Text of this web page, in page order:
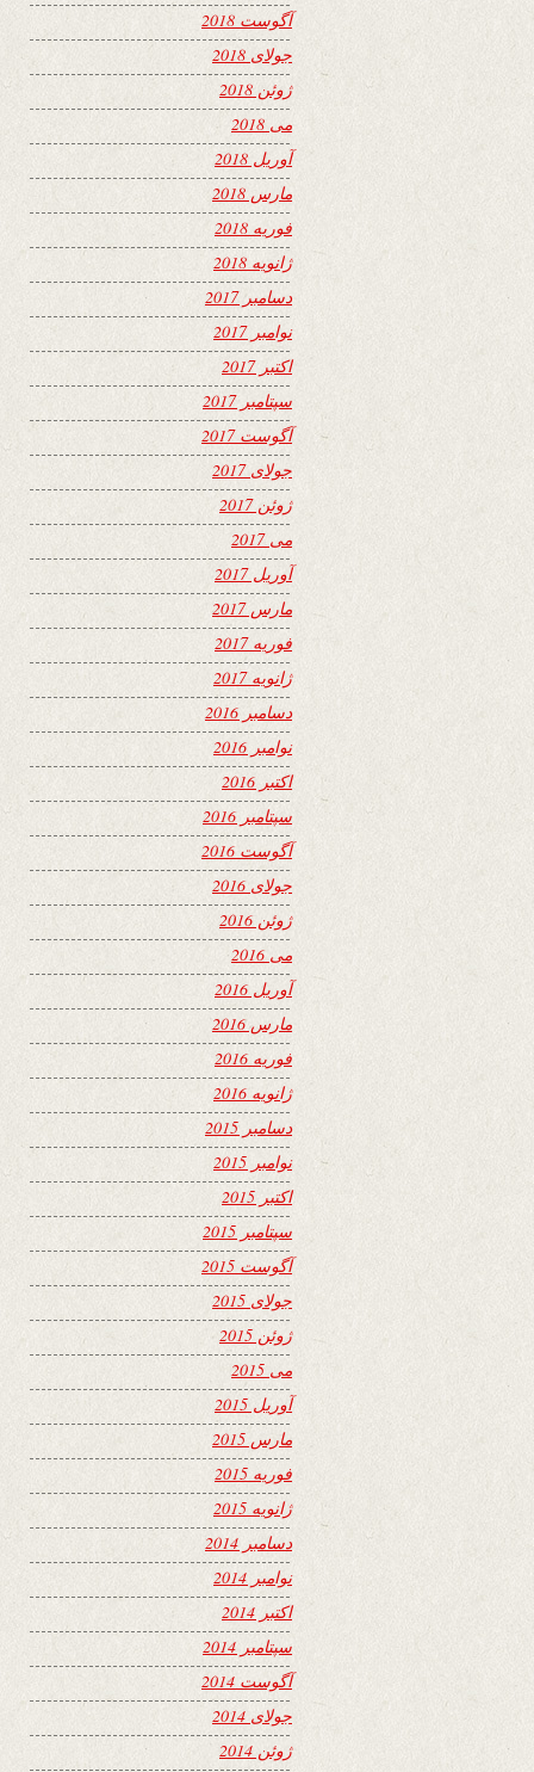
آگوست 2018
جولای 2018
ژوئن 2018
می 2018
آوریل 2018
مارس 2018
فوریه 2018
ژانویه 2018
دسامبر 2017
نوامبر 2017
اکتبر 2017
سپتامبر 2017
آگوست 2017
جولای 2017
ژوئن 2017
می 2017
آوریل 2017
مارس 2017
فوریه 2017
ژانویه 2017
دسامبر 2016
نوامبر 2016
اکتبر 2016
سپتامبر 2016
آگوست 2016
جولای 2016
ژوئن 2016
می 2016
آوریل 2016
مارس 2016
فوریه 2016
ژانویه 2016
دسامبر 2015
نوامبر 2015
اکتبر 2015
سپتامبر 2015
آگوست 2015
جولای 2015
ژوئن 2015
می 2015
آوریل 2015
مارس 2015
فوریه 2015
ژانویه 2015
دسامبر 2014
نوامبر 2014
اکتبر 2014
سپتامبر 2014
آگوست 2014
جولای 2014
ژوئن 2014